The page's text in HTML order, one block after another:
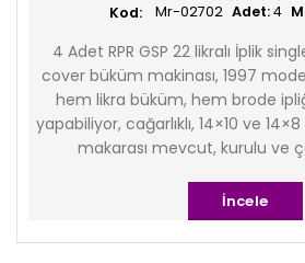
Adet:4
Mr-02702
4 Adet RPR GSP 22 likralı İplik
cover büküm makinası, 1997
hem likra büküm, hem brode
yapabiliyor, cağarlıklı, 14×10 ve
makarası mevcut, kurulu ve
İncele